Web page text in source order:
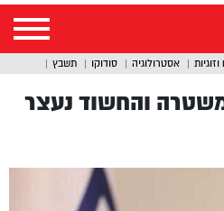
אסטרולוגיה סודוקו תשבץ
והחשוד נעצר